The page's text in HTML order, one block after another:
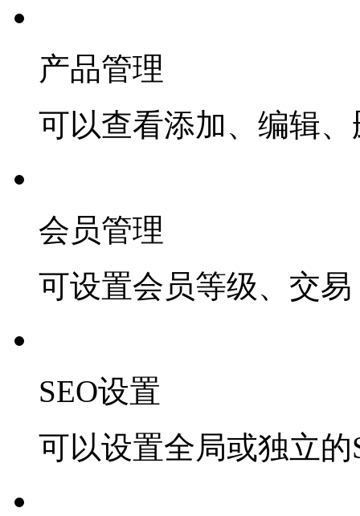
产品管理
可以查看添加、编辑
会员管理
可设置会员等级、交
SEO设置
可以设置全局或独立